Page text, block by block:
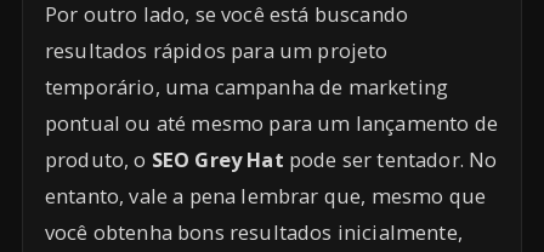
Por outro lado, se você está buscando
resultados rápidos para um projeto
temporário, uma campanha de marketing
pontual ou até mesmo para um lançamento de
produto, o SEO Grey Hat pode ser tentador. No
entanto, vale a pena lembrar que, mesmo que
você obtenha bons resultados inicialmente,